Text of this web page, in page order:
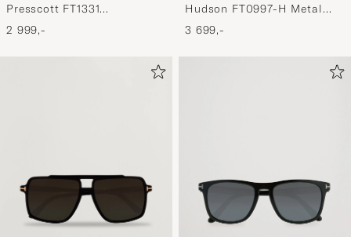
Presscott FT1331
Sunglasses Black
2 999,-
Hudson FT0997-H Metal
Sunglasses Black/Green
3 699,-